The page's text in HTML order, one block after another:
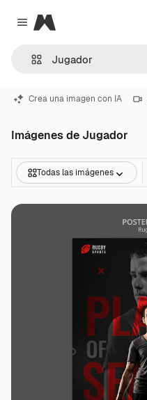
Close menu
Magnific
Crea una imagen con IA
Imágenes de Jugador
Todas las imágenes